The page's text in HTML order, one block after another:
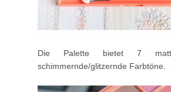
Die Palette bietet 7
schimmernde/glitzernde Farbtöne.